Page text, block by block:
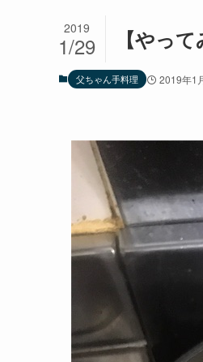
【やっ
2019
1/29
父ちゃん手料理 2019年1